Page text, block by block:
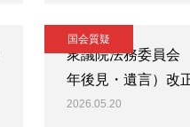
国会質疑
衆議院法務委員
年後見・遺言）改
2026.05.20